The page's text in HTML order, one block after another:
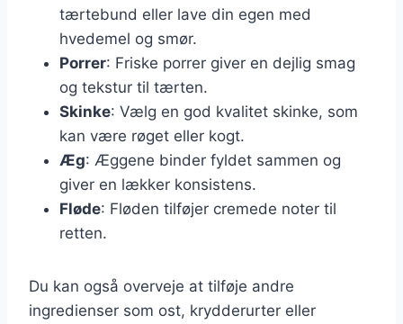
tærtebund eller lave din egen med
hvedemel og smør.
Porrer: Friske porrer giver en dejlig smag
og tekstur til tærten.
Skinke: Vælg en god kvalitet skinke, som
kan være røget eller kogt.
Æg: Æggene binder fyldet sammen og
giver en lækker konsistens.
Fløde: Fløden tilføjer cremede noter til
retten.
Du kan også overveje at tilføje andre
ingredienser som ost, krydderurter eller